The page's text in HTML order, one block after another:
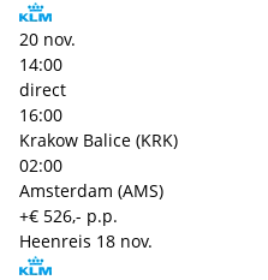
20 nov.
14:00
direct
16:00
Krakow Balice (KRK)
02:00
Amsterdam (AMS)
+€ 526,- p.p.
Heenreis 18 nov.